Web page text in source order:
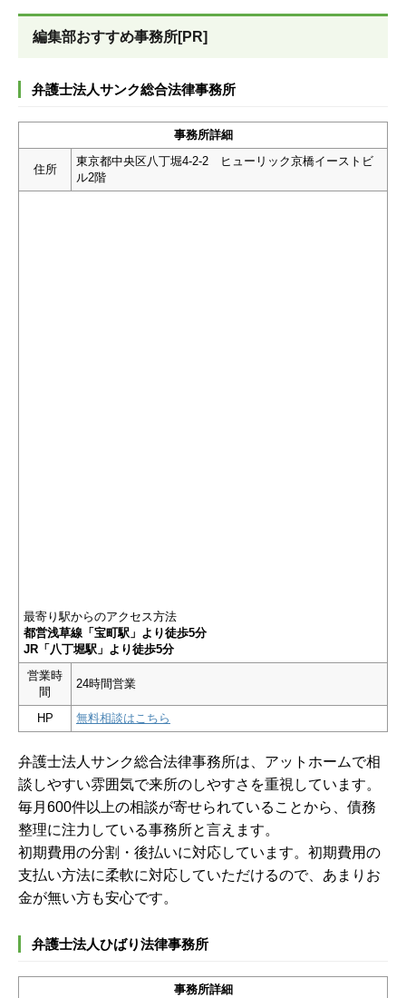
編集部おすすめ事務所[PR]
弁護士法人サンク総合法律事務所
事務所詳細
住所
東京都中央区八丁堀4-2-2 ヒューリック京橋イーストビ
ル2階
最寄り駅からのアクセス方法
都営浅草線「宝町駅」より徒歩5分
JR「八丁堀駅」より徒歩5分
営業時
間
24時間営業
HP 無料相談はこちら
弁護士法人サンク総合法律事務所は、アットホームで相
談しやすい雰囲気で来所のしやすさを重視しています。
毎月600件以上の相談が寄せられていることから、債務
整理に注力している事務所と言えます。
初期費用の分割・後払いに対応しています。初期費用の
支払い方法に柔軟に対応していただけるので、あまりお
金が無い方も安心です。
弁護士法人ひばり法律事務所
事務所詳細